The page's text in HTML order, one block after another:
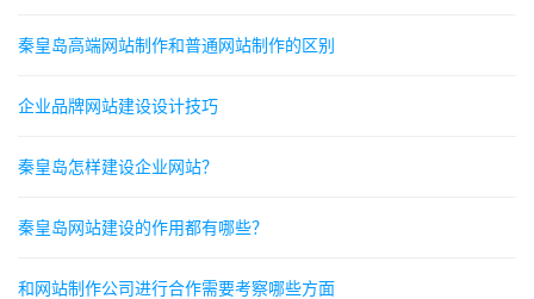
秦皇岛高端网站制作和普通网站制作的区别
企业品牌网站建设设计技巧
秦皇岛怎样建设企业网站？
秦皇岛网站建设的作用都有哪些？
和网站制作公司进行合作需要考察哪些方面